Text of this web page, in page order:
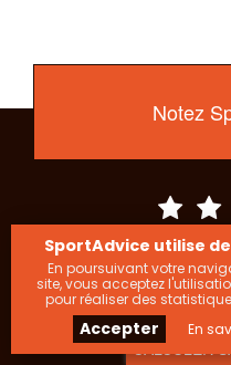
CALCULER
Notez
169
SportAdvice utilise
En poursuivant votre
site, vous acceptez
pour réaliser des
Accepter En